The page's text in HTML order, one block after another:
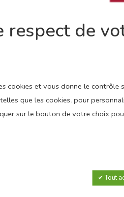
respect de
cookies et vous donne le
que les cookies, pour
sur le bouton de votre choix
Tout